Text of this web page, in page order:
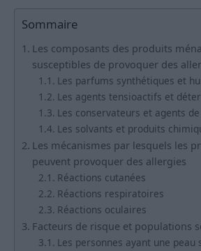
Sommaire
Les composants des produits
susceptibles de provoquer des
Les parfums synthétiques et
Les agents tensioactifs et
Les conservateurs et agents
Les solvants et produits
Les mécanismes par lesquels les
peuvent provoquer des allergies
Réactions cutanées
Réactions respiratoires
Réactions oculaires
Facteurs de risque et populations
Les personnes ayant une peau